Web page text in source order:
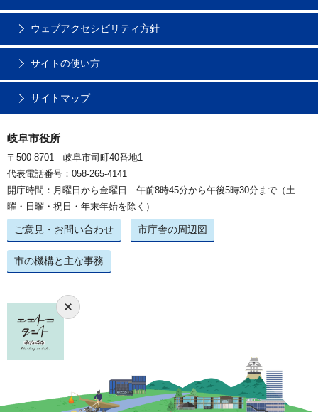
ウェブアクセシビリティ方針
サイトの使い方
サイトマップ
岐阜市役所
〒500-8701 岐阜市司町40番地1
代表電話番号：058-265-4141
開庁時間：月曜日から金曜日 午前8時45分から午後5時30分まで（土
曜・日曜・祝日・年末年始を除く）
ご意見・お問い合わせ 市庁舎の周辺図
市の機構と主な事務